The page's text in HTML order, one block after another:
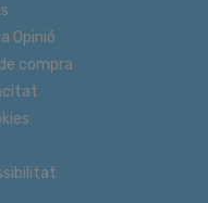
Opinió
compra